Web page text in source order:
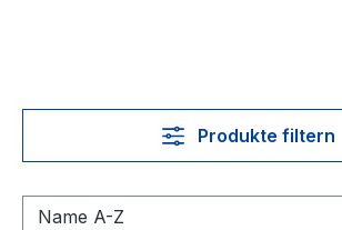
Produkte filtern